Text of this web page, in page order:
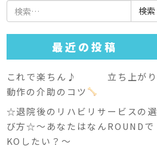
検
索:
最近の投稿
これで楽ちん♪ 立ち上がり
動作の介助のコツ
☆退院後のリハビリサービスの選
び方☆～あなたはなんROUNDで
KOしたい？～